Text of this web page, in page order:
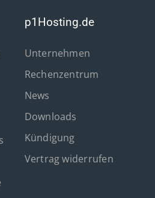
p1Hosting.de
Unternehmen
Rechenzentrum
News
Downloads
Kündigung
Vertrag widerrufen